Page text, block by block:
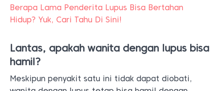
Berapa Lama Penderita Lupus Bisa Bertahan
Hidup? Yuk, Cari Tahu Di Sini!
Lantas, apakah wanita dengan lupus bisa
hamil?
Meskipun penyakit satu ini tidak dapat diobati,